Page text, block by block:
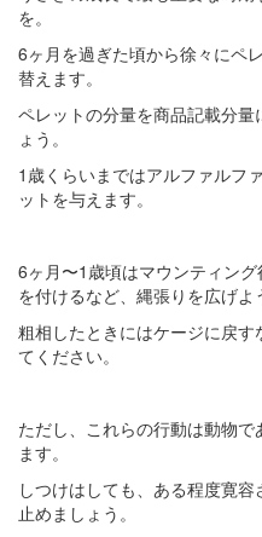
を。
6ヶ月を過ぎた頃から徐々にペ
替えます。
ペレットの分量を商品記載分
ょう。
1歳くらいまではアルファルフ
ットを与えます。
6ヶ月〜1歳頃はマウンティン
を付けるなど、縄張りを広げよ
粗相したときにはケージに戻
てください。
ただし、これらの行動は動物
ます。
しつけはしても、ある程度寛
止めましょう。